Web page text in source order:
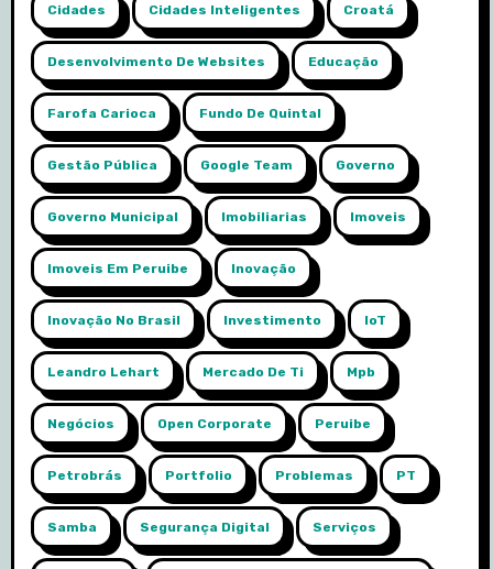
Cidades Cidades Inteligentes Croatá
Desenvolvimento De Websites Educação
Farofa Carioca Fundo De Quintal
Gestão Pública Google Team Governo
Governo Municipal Imobiliarias Imoveis
Imoveis Em Peruibe Inovação
Inovação No Brasil Investimento IoT
Leandro Lehart Mercado De Ti Mpb
Negócios Open Corporate Peruibe
Petrobrás Portfolio Problemas PT
Samba Segurança Digital Serviços